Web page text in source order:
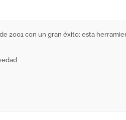
2001 con un gran éxito; esta